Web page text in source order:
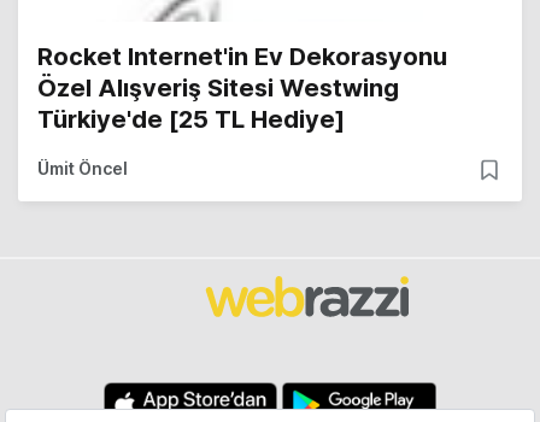
Rocket Internet'in Ev Dekorasyonu
Özel Alışveriş Sitesi Westwing
Türkiye'de [25 TL Hediye]
Ümit Öncel